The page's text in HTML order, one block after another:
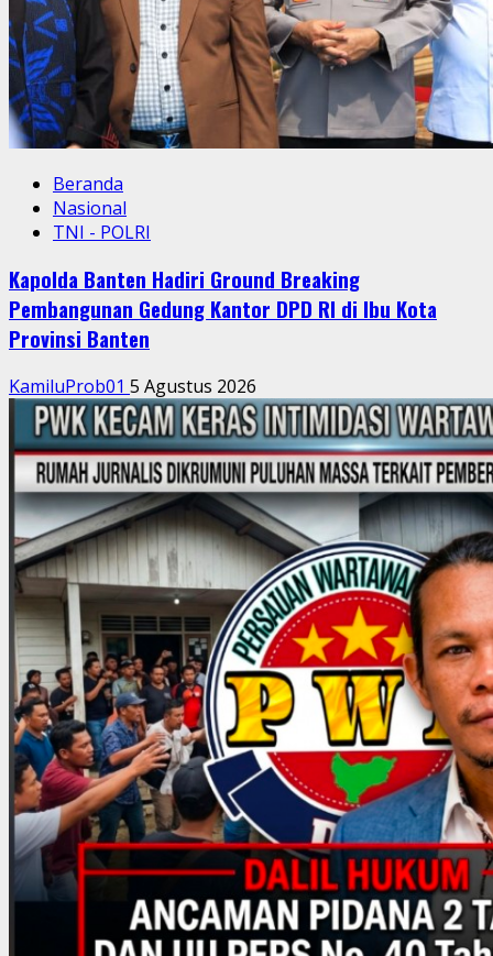
Beranda
Nasional
TNI - POLRI
Kapolda Banten Hadiri Ground Breaking
Pembangunan Gedung Kantor DPD RI di Ibu Kota
Provinsi Banten
KamiluProb01 5 Agustus 2026